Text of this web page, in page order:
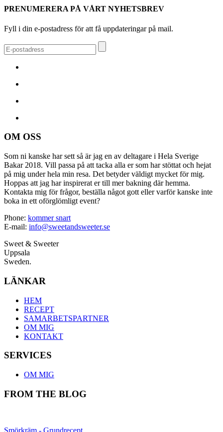
PRENUMERERA PÅ VÅRT NYHETSBREV
Fyll i din e-postadress för att få uppdateringar på mail.
OM OSS
Som ni kanske har sett så är jag en av deltagare i Hela Sverige
Bakar 2018. Vill passa på att tacka alla er som har stöttat och hejat
på mig under hela min resa. Det betyder väldigt mycket för mig.
Hoppas att jag har inspirerat er till mer bakning där hemma.
Kontakta mig för frågor, beställa något gott eller varför kanske inte
boka in ett oförglömligt event?
Phone: kommer snart
E-mail: info@sweetandsweeter.se
Sweet & Sweeter
Uppsala
Sweden.
LÄNKAR
HEM
RECEPT
SAMARBETSPARTNER
OM MIG
KONTAKT
SERVICES
OM MIG
FROM THE BLOG
Smörkräm - Grundrecept